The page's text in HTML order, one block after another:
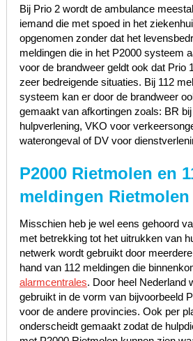
Bij Prio 2 wordt de ambulance
iemand die met spoed in het
opgenomen zonder dat het
meldingen die in het P2000 systeem
voor de brandweer geldt ook dat Prio
zeer bedreigende situaties. Bij 112
systeem kan er door de brandweer
gemaakt van afkortingen zoals: BR
hulpverlening, VKO voor
waterongeval of DV voor
P2000 Rietmolen en
meldingen Rietmolen
Misschien heb je wel eens gehoord
met betrekking tot het uitrukken van
netwerk wordt gebruikt door
hand van 112 meldingen die
alarmcentrales. Door heel Nederland
gebruikt in de vorm van bijvoorbeeld
voor de andere provincies. Ook per
onderscheidt gemaakt zodat de